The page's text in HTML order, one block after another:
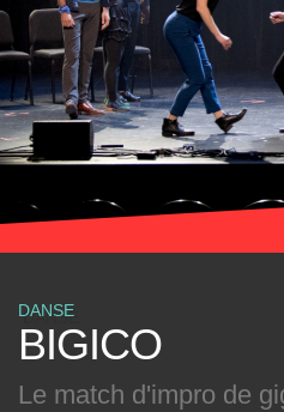
DANSE
BIGICO
Le match d'impro de